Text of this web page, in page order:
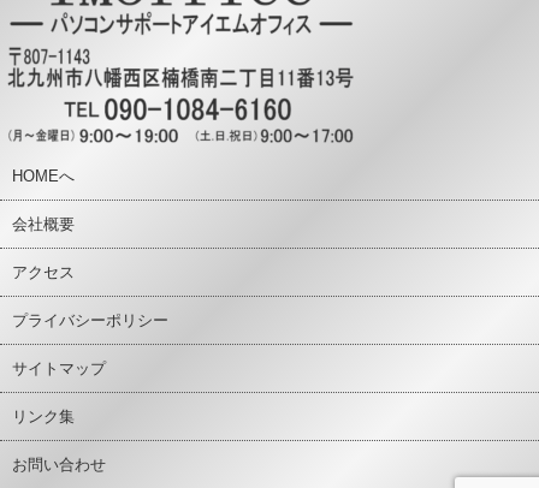
HOMEへ
会社概要
アクセス
プライバシーポリシー
サイトマップ
リンク集
お問い合わせ